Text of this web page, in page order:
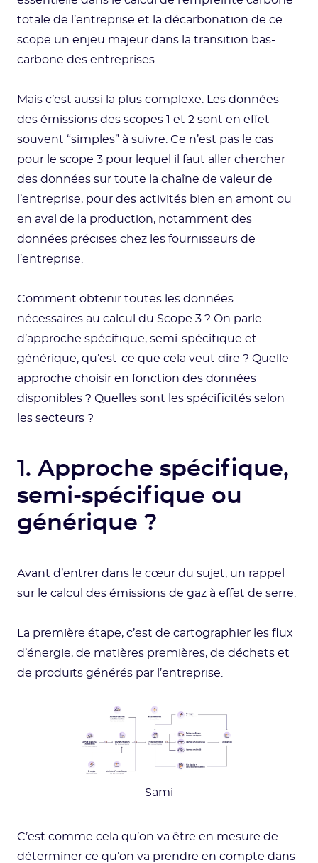
totale de l’entreprise et la décarbonation de ce
scope un enjeu majeur dans la transition bas-
carbone des entreprises.
Mais c’est aussi la plus complexe. Les données
des émissions des scopes 1 et 2 sont en effet
souvent “simples” à suivre. Ce n’est pas le cas
pour le scope 3 pour lequel il faut aller chercher
des données sur toute la chaîne de valeur de
l’entreprise, pour des activités bien en amont ou
en aval de la production, notamment des
données précises chez les fournisseurs de
l’entreprise.
Comment obtenir toutes les données
nécessaires au calcul du Scope 3 ? On parle
d’approche spécifique, semi-spécifique et
générique, qu’est-ce que cela veut dire ? Quelle
approche choisir en fonction des données
disponibles ? Quelles sont les spécificités selon
les secteurs ?
1. Approche spécifique,
semi-spécifique ou
générique ?
Avant d’entrer dans le cœur du sujet, un rappel
sur le calcul des émissions de gaz à effet de serre.
La première étape, c’est de cartographier les flux
d’énergie, de matières premières, de déchets et
de produits générés par l’entreprise.
Sami
C’est comme cela qu’on va être en mesure de
déterminer ce qu’on va prendre en compte dans